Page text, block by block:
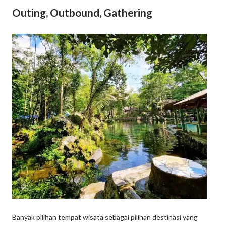
Outing, Outbound, Gathering
Banyak pilihan tempat wisata sebagai pilihan destinasi yang